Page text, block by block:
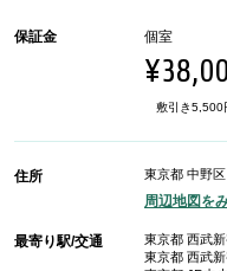
保証金 個室
敷引き5,500
住所 東京都 中野
周辺地図を
最寄り駅/交通
東京都 西武
東京都 西武